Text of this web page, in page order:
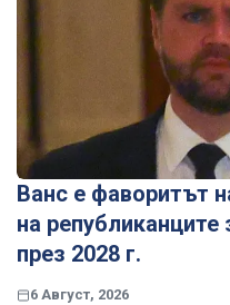
Ванс е фаворитът
на републиканците
през 2028 г.
6 Август, 2026